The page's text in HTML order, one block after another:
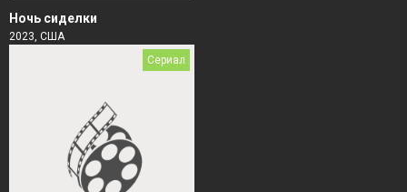
Ночь сиделки
2023, США
Сериал